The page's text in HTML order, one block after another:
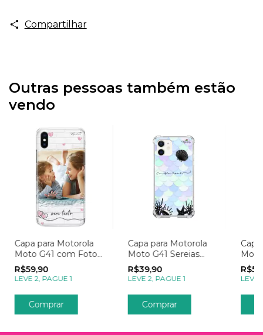
Compartilhar
Outras pessoas também estão
vendo
Capa para Motorola
Moto G41 com Foto
Momentos
Apaixonantes
R$59,90
LEVE 2, PAGUE 1
Comprar
Capa para Motorola
Moto G41 Sereias
Escamas Azul
R$39,90
LEVE 2, PAGUE 1
Comprar
LEVE